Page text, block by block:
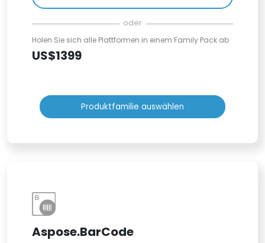
oder
Holen Sie sich alle Plattformen in einem Family Pack ab
US$1399
Produktfamilie auswählen
Aspose.BarCode